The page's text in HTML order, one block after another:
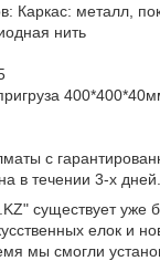
Каркас: металл,
нить
с
в течении 3-х дней.
существует уже
елок и
мы смогли